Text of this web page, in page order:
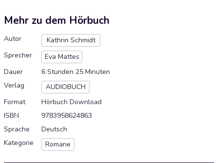
Mehr zu dem Hörbuch
Autor
Kathrin Schmidt
Sprecher
Eva Mattes
Dauer
6 Stunden 25 Minuten
Verlag
AUDIOBUCH
Format
Hörbuch Download
ISBN
9783958624863
Sprache
Deutsch
Kategorie
Romane